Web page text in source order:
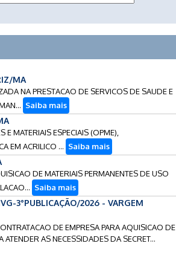
MA
NA PRESTACAO DE SERVICOS DE SAUDE E
Saiba mais
MATERIAIS ESPECIAIS (OPME),
EM ACRILICO ... Saiba mais
DE MATERIAIS PERMANENTES DE USO
Saiba mais
3°PUBLICAÇÃO/2026 - VARGEM
DE EMPRESA PARA AQUISICAO DE
AS NECESSIDADES DA SECRET...